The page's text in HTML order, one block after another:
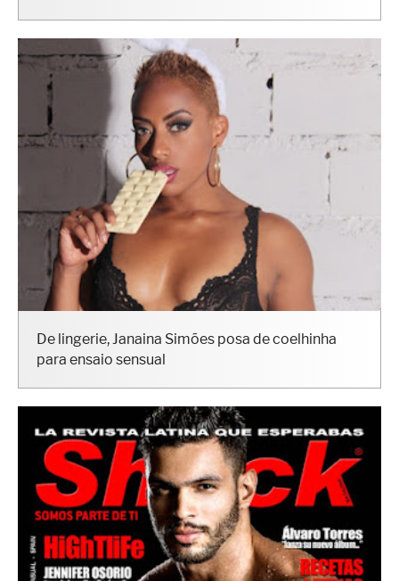
De lingerie, Janaina Simões posa de coelhinha
para ensaio sensual